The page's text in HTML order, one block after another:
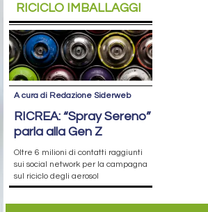
RICICLO IMBALLAGGI
A cura di Redazione Siderweb
RICREA: “Spray Sereno”
parla alla Gen Z
Oltre 6 milioni di contatti raggiunti
sui social network per la campagna
sul riciclo degli aerosol